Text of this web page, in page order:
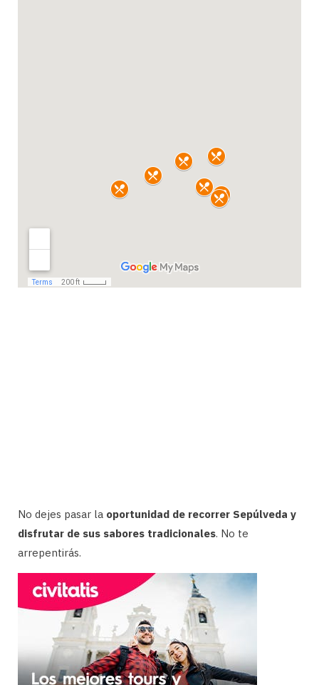
No dejes pasar la oportunidad de recorrer Sepúlveda y
disfrutar de sus sabores tradicionales. No te
arrepentirás.